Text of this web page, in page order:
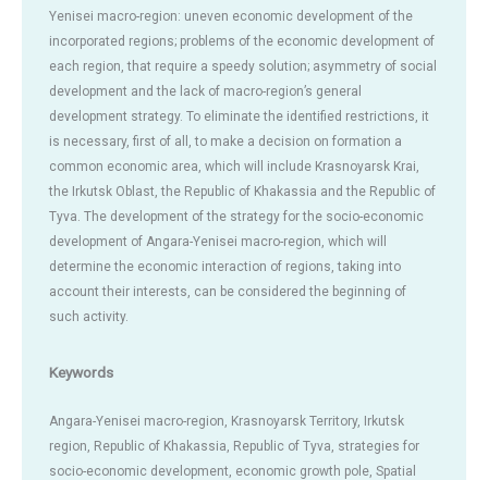
Yenisei macro-region: uneven economic development of the
incorporated regions; problems of the economic development of
each region, that require a speedy solution; asymmetry of social
development and the lack of macro-region’s general
development strategy. To eliminate the identified restrictions, it
is necessary, first of all, to make a decision on formation a
common economic area, which will include Krasnoyarsk Krai,
the Irkutsk Oblast, the Republic of Khakassia and the Republic of
Tyva. The development of the strategy for the socio-economic
development of Angara-Yenisei macro-region, which will
determine the economic interaction of regions, taking into
account their interests, can be considered the beginning of
such activity.
Keywords
Angara-Yenisei macro-region, Krasnoyarsk Territory, Irkutsk
region, Republic of Khakassia, Republic of Tyva, strategies for
socio-economic development, economic growth pole, Spatial